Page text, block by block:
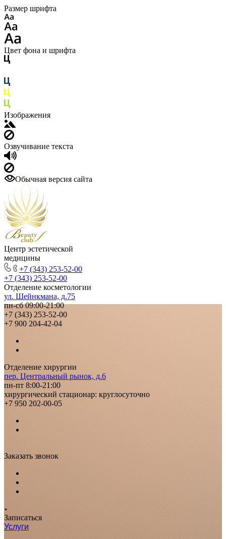
Размер шрифта
Цвет фона и шрифта
Изображения
Озвучивание текста
Обычная версия сайта
Центр эстетической
медицины
+7 (343) 253-52-00
+7 (343) 253-52-00
Отделение косметологии
ул. Шейнкмана, д.75
пн-сб 09:00-21:00
+7 (343) 253-52-00
+7 900 204-42-04
Отделение хирургии
пер. Центральный рынок, д.6
пн-пт 8:00-21:00
хирургический стационар: круглосуточно
+7 950 202-00-05
Заказать звонок
Записаться
Услуги